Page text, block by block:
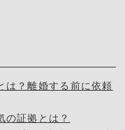
は？離婚する前に依頼
の証拠とは？